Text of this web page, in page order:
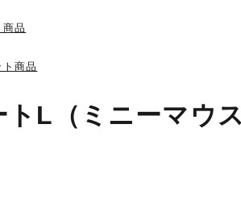
品
商品
トL（ミニーマウ